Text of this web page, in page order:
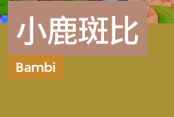
小鹿斑比
Bambi